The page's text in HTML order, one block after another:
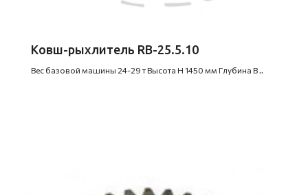
Ковш-рыхлитель RB-25.5.10
Вес базовой машины 24-29 т Высота H 1450 мм Глубина B ..